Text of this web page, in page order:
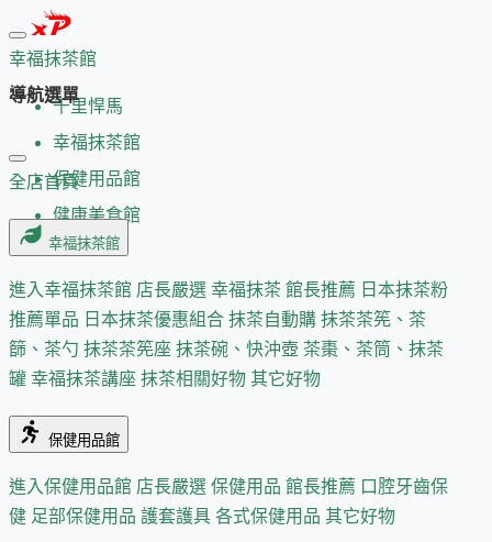
幸福抹茶館
千里悍馬
幸福抹茶館
保健用品館
健康美食館
導航選單
全店首頁
幸福抹茶館
進入幸福抹茶館 店長嚴選 幸福抹茶 館長推薦 日本抹茶粉
推薦單品 日本抹茶優惠組合 抹茶自動購 抹茶茶筅、茶
篩、茶勺 抹茶茶筅座 抹茶碗、快沖壺 茶棗、茶筒、抹茶
罐 幸福抹茶講座 抹茶相關好物 其它好物
保健用品館
進入保健用品館 店長嚴選 保健用品 館長推薦 口腔牙齒保
健 足部保健用品 護套護具 各式保健用品 其它好物